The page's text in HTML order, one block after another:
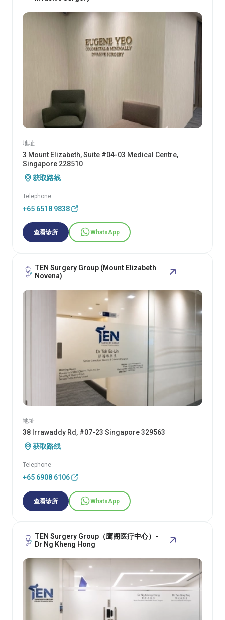
地址
3 Mount Elizabeth, Suite #04-03 Medical Centre,
Singapore 228510
获取路线
Telephone
+65 6518 9838
查看诊所 WhatsApp
TEN Surgery Group (Mount Elizabeth
Novena)
地址
38 Irrawaddy Rd, #07-23 Singapore 329563
获取路线
Telephone
+65 6908 6106
查看诊所 WhatsApp
TEN Surgery Group（鹰阁医疗中心）-
Dr Ng Kheng Hong